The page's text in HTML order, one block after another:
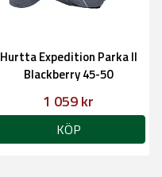
Hurtta Expedition Parka II
Blackberry 45-50
1 059 kr
KÖP